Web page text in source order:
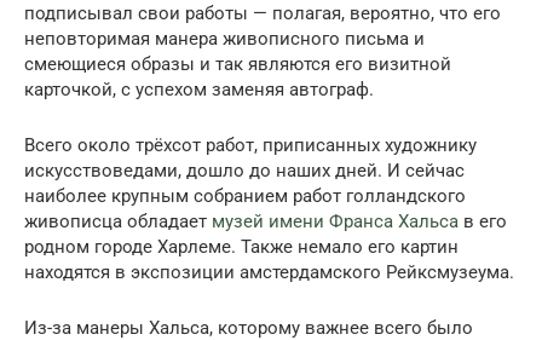
подписывал свои работы — полагая, вероятно, что его
неповторимая манера живописного письма и
смеющиеся образы и так являются его визитной
карточкой, с успехом заменяя автограф.
Всего около трёхсот работ, приписанных художнику
искусствоведами, дошло до наших дней. И сейчас
наиболее крупным собранием работ голландского
живописца обладает музей имени Франса Хальса в его
родном городе Харлеме. Также немало его картин
находятся в экспозиции амстердамского Рейксмузеума.
Из-за манеры Хальса, которому важнее всего было